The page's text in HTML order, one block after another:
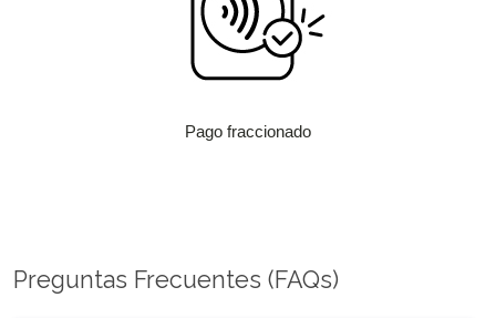
Pago fraccionado
Preguntas Frecuentes (FAQs)